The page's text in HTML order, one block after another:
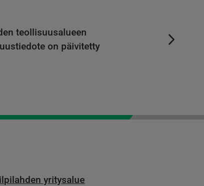
teollisuusalueen
on päivitetty
yritysalue